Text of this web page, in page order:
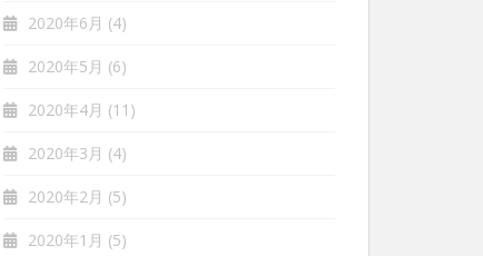
2020年6月 (4)
2020年5月 (6)
2020年4月 (11)
2020年3月 (4)
2020年2月 (5)
2020年1月 (5)